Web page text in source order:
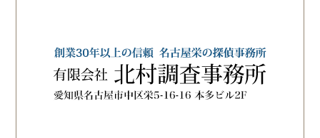
証拠が取れたので、ここ
らはまた相談に乗ってい
だきながらになってしま
そうですが、問題解決す